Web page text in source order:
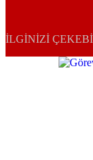
İLGINIZI